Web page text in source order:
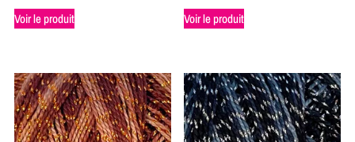
Voir le produit
Voir le produit